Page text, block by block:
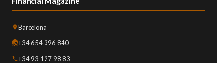
Barcelona
+34 654 396 840
+34 93 127 98 83